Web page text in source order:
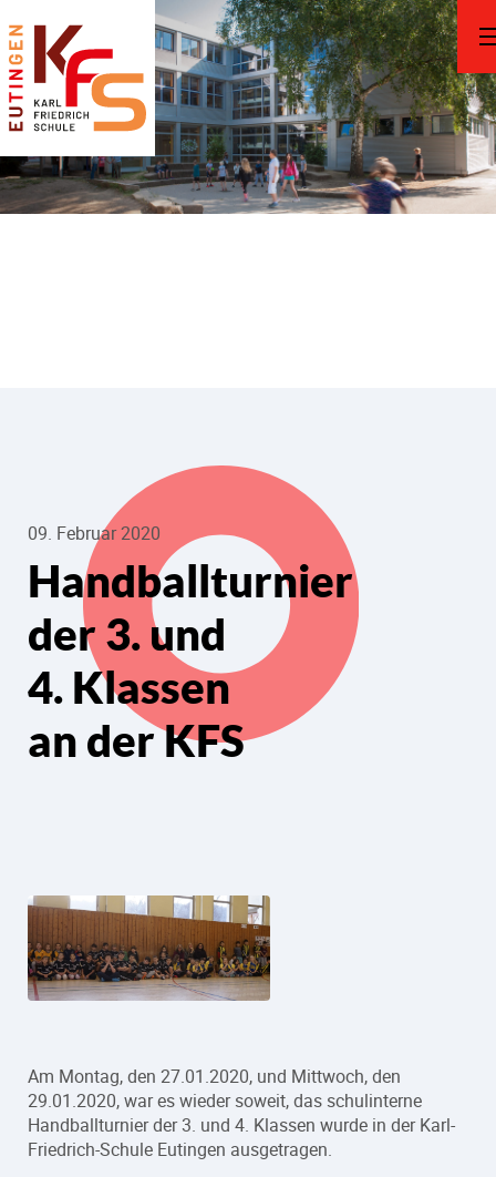
09. Februar 2020
Handballturnier
der 3. und
4. Klassen
an der KFS
Am Montag, den 27.01.2020, und Mittwoch, den
29.01.2020, war es wieder soweit, das schulinterne
Handballturnier der 3. und 4. Klassen wurde in der Karl-
Friedrich-Schule Eutingen ausgetragen.